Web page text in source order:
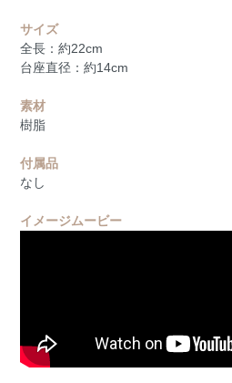
サイズ
全長：約22cm
台座直径：約14cm
素材
樹脂
付属品
なし
イメージムービー